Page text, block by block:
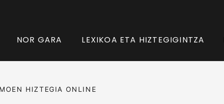
NOR GARA LEXIKOA ETA HIZTEGIGINTZA
HIZTEGIA ONLINE